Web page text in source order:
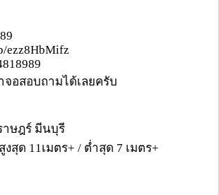
ezz8HbMifz
อสอบถามได้เลยครับ
าษฎร์ มีนบุรี
งสุด 11เมตร+ / ต่ำสุด 7 เมตร+